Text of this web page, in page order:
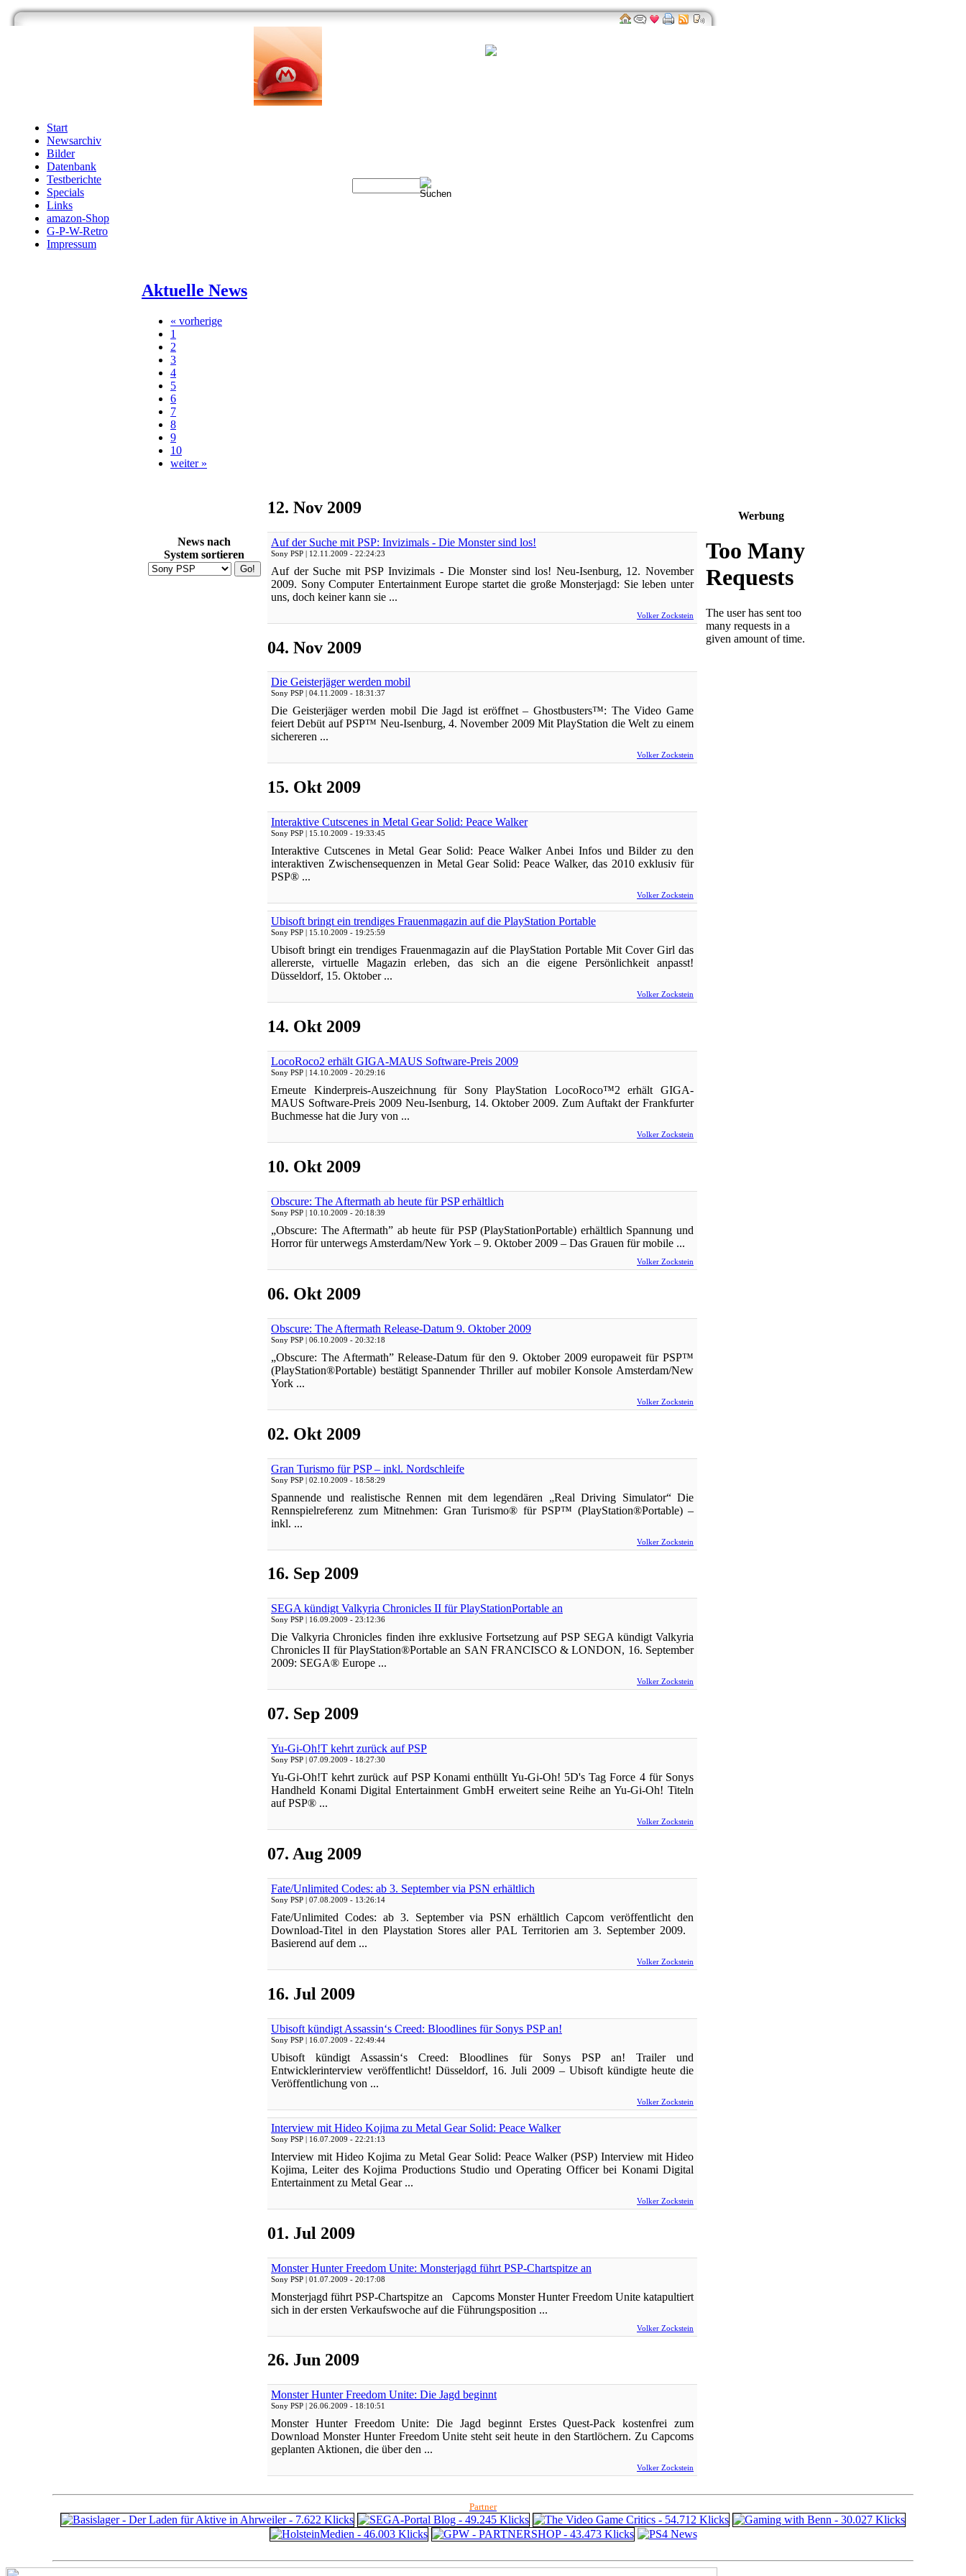
Start
Newsarchiv
Bilder
Datenbank
Testberichte
Specials
Links
amazon-Shop
G-P-W-Retro
Impressum
Aktuelle News
« vorherige
1
2
3
4
5
6
7
8
9
10
weiter »
News nach
System sortieren
12. Nov 2009
Auf der Suche mit PSP: Invizimals - Die Monster sind los!
Sony PSP | 12.11.2009 - 22:24:23
Auf der Suche mit PSP Invizimals - Die Monster sind los! Neu-Isenburg, 12. November
2009. Sony Computer Entertainment Europe startet die große Monsterjagd: Sie leben unter
uns, doch keiner kann sie ...
Volker Zockstein
04. Nov 2009
Die Geisterjäger werden mobil
Sony PSP | 04.11.2009 - 18:31:37
Die Geisterjäger werden mobil Die Jagd ist eröffnet – Ghostbusters™: The Video Game
feiert Debüt auf PSP™ Neu-Isenburg, 4. November 2009 Mit PlayStation die Welt zu einem
sichereren ...
Volker Zockstein
15. Okt 2009
Interaktive Cutscenes in Metal Gear Solid: Peace Walker
Sony PSP | 15.10.2009 - 19:33:45
Interaktive Cutscenes in Metal Gear Solid: Peace Walker Anbei Infos und Bilder zu den
interaktiven Zwischensequenzen in Metal Gear Solid: Peace Walker, das 2010 exklusiv für
PSP® ...
Volker Zockstein
Ubisoft bringt ein trendiges Frauenmagazin auf die PlayStation Portable
Sony PSP | 15.10.2009 - 19:25:59
Ubisoft bringt ein trendiges Frauenmagazin auf die PlayStation Portable Mit Cover Girl das
allererste, virtuelle Magazin erleben, das sich an die eigene Persönlichkeit anpasst!
Düsseldorf, 15. Oktober ...
Volker Zockstein
14. Okt 2009
LocoRoco2 erhält GIGA-MAUS Software-Preis 2009
Sony PSP | 14.10.2009 - 20:29:16
Erneute Kinderpreis-Auszeichnung für Sony PlayStation LocoRoco™2 erhält GIGA-
MAUS Software-Preis 2009 Neu-Isenburg, 14. Oktober 2009. Zum Auftakt der Frankfurter
Buchmesse hat die Jury von ...
Volker Zockstein
10. Okt 2009
Obscure: The Aftermath ab heute für PSP erhältlich
Sony PSP | 10.10.2009 - 20:18:39
„Obscure: The Aftermath” ab heute für PSP (PlayStationPortable) erhältlich Spannung und
Horror für unterwegs Amsterdam/New York – 9. Oktober 2009 – Das Grauen für mobile ...
Volker Zockstein
06. Okt 2009
Obscure: The Aftermath Release-Datum 9. Oktober 2009
Sony PSP | 06.10.2009 - 20:32:18
„Obscure: The Aftermath” Release-Datum für den 9. Oktober 2009 europaweit für PSP™
(PlayStation®Portable) bestätigt Spannender Thriller auf mobiler Konsole Amsterdam/New
York ...
Volker Zockstein
02. Okt 2009
Gran Turismo für PSP – inkl. Nordschleife
Sony PSP | 02.10.2009 - 18:58:29
Spannende und realistische Rennen mit dem legendären „Real Driving Simulator“ Die
Rennspielreferenz zum Mitnehmen: Gran Turismo® für PSP™ (PlayStation®Portable) –
inkl. ...
Volker Zockstein
16. Sep 2009
SEGA kündigt Valkyria Chronicles II für PlayStationPortable an
Sony PSP | 16.09.2009 - 23:12:36
Die Valkyria Chronicles finden ihre exklusive Fortsetzung auf PSP SEGA kündigt Valkyria
Chronicles II für PlayStation®Portable an SAN FRANCISCO & LONDON, 16. September
2009: SEGA® Europe ...
Volker Zockstein
07. Sep 2009
Yu-Gi-Oh!T kehrt zurück auf PSP
Sony PSP | 07.09.2009 - 18:27:30
Yu-Gi-Oh!T kehrt zurück auf PSP Konami enthüllt Yu-Gi-Oh! 5D's Tag Force 4 für Sonys
Handheld Konami Digital Entertainment GmbH erweitert seine Reihe an Yu-Gi-Oh! Titeln
auf PSP® ...
Volker Zockstein
07. Aug 2009
Fate/Unlimited Codes: ab 3. September via PSN erhältlich
Sony PSP | 07.08.2009 - 13:26:14
Fate/Unlimited Codes: ab 3. September via PSN erhältlich Capcom veröffentlicht den
Download-Titel in den Playstation Stores aller PAL Territorien am 3. September 2009.
Basierend auf dem ...
Volker Zockstein
16. Jul 2009
Ubisoft kündigt Assassin‘s Creed: Bloodlines für Sonys PSP an!
Sony PSP | 16.07.2009 - 22:49:44
Ubisoft kündigt Assassin‘s Creed: Bloodlines für Sonys PSP an! Trailer und
Entwicklerinterview veröffentlicht! Düsseldorf, 16. Juli 2009 – Ubisoft kündigte heute die
Veröffentlichung von ...
Volker Zockstein
Interview mit Hideo Kojima zu Metal Gear Solid: Peace Walker
Sony PSP | 16.07.2009 - 22:21:13
Interview mit Hideo Kojima zu Metal Gear Solid: Peace Walker (PSP) Interview mit Hideo
Kojima, Leiter des Kojima Productions Studio und Operating Officer bei Konami Digital
Entertainment zu Metal Gear ...
Volker Zockstein
01. Jul 2009
Monster Hunter Freedom Unite: Monsterjagd führt PSP-Chartspitze an
Sony PSP | 01.07.2009 - 20:17:08
Monsterjagd führt PSP-Chartspitze an Capcoms Monster Hunter Freedom Unite katapultiert
sich in der ersten Verkaufswoche auf die Führungsposition ...
Volker Zockstein
26. Jun 2009
Monster Hunter Freedom Unite: Die Jagd beginnt
Sony PSP | 26.06.2009 - 18:10:51
Monster Hunter Freedom Unite: Die Jagd beginnt Erstes Quest-Pack kostenfrei zum
Download Monster Hunter Freedom Unite steht seit heute in den Startlöchern. Zu Capcoms
geplanten Aktionen, die über den ...
Volker Zockstein
Werbung
Partner